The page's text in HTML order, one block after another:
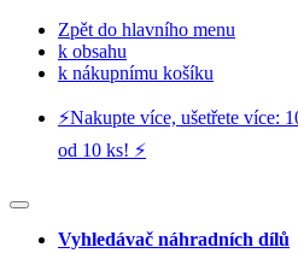
Zpět do hlavního menu
k obsahu
k nákupnímu košíku
⚡️Nakupte více, ušetřete více:
od 10 ks! ⚡️
Vyhledávač náhradních dílů